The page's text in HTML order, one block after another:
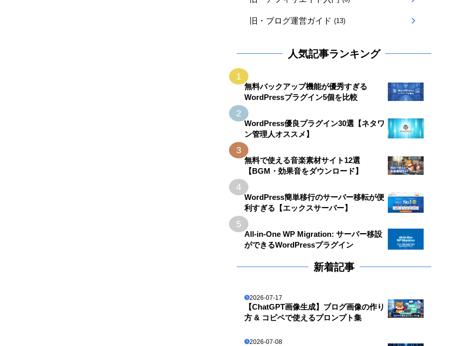
旧・ブログ運営ガイド (13)
人気記事ランキング
1
無料バックアップ機能が優秀すぎる
WordPressプラグイン5個を比較
2
WordPress優良プラグイン30選【ネタワ
ン管理人オススメ】
3
無料で使える音楽素材サイト12選
【BGM・効果音をダウンロード】
4
WordPress簡単移行のサーバー移転が便
利すぎる【エックスサーバー】
5
All-in-One WP Migration: サーバー移設
ができるWordPressプラグイン
新着記事
2026-07-17
【ChatGPT画像生成】ブログ画像の作り
方 & コピペで使えるプロンプト集
2026-07-08